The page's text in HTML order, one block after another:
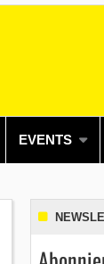
EVENTS Alles